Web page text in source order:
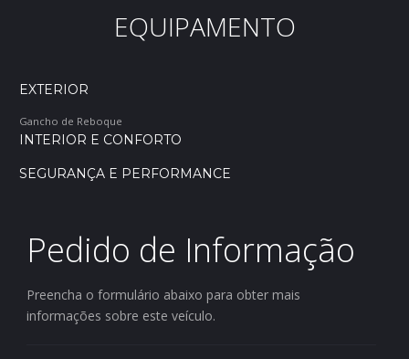
EQUIPAMENTO
EXTERIOR
Gancho de Reboque
INTERIOR E CONFORTO
SEGURANÇA E PERFORMANCE
Pedido de Informação
Preencha o formulário abaixo para obter mais
informações sobre este veículo.